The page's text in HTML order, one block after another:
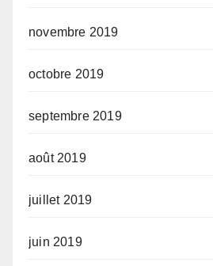
novembre 2019
octobre 2019
septembre 2019
août 2019
juillet 2019
juin 2019